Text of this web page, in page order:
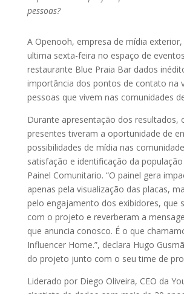
pessoas?
A Openooh, empresa de mídia
ultima sexta-feira no espaço de
restaurante Blue Praia Bar dados
importância dos pontos de contato na
pessoas que vivem nas comunidades
Durante apresentação dos resultados,
presentes tiveram a oportunidade de
possibilidades de mídia nas
satisfação e identificação da
Painel Comunitario. “O painel gera
apenas pela visualização das placas,
pelo engajamento dos exibidores, que
com o projeto e reverberam a
que anuncia conosco. É o que
Influencer Home.”, declara Hugo
do projeto junto com o seu time de
Liderado por Diego Oliveira, CEO da